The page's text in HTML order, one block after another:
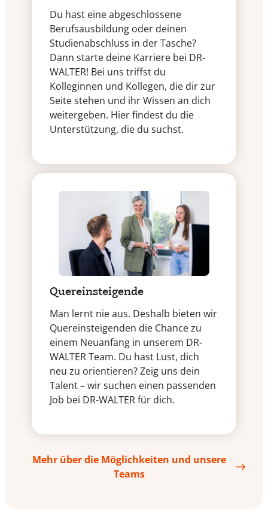
Du hast eine abgeschlossene
Berufsausbildung oder deinen
Studienabschluss in der Tasche?
Dann starte deine Karriere bei DR-
WALTER! Bei uns triffst du
Kolleginnen und Kollegen, die dir zur
Seite stehen und ihr Wissen an dich
weitergeben. Hier findest du die
Unterstützung, die du suchst.
Quereinsteigende
Man lernt nie aus. Deshalb bieten wir
Quereinsteigenden die Chance zu
einem Neuanfang in unserem DR-
WALTER Team. Du hast Lust, dich
neu zu orientieren? Zeig uns dein
Talent – wir suchen einen passenden
Job bei DR-WALTER für dich.
Mehr über die Möglichkeiten und unsere
Teams